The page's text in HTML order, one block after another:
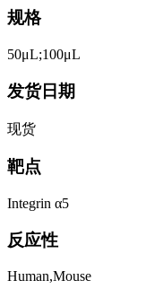
规格
50μL;100μL
发货日期
现货
靶点
Integrin α5
反应性
Human,Mouse